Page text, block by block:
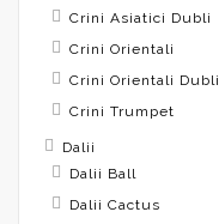
Crini Asiatici Dubli
Crini Orientali
Crini Orientali Dubli
Crini Trumpet
Dalii
Dalii Ball
Dalii Cactus